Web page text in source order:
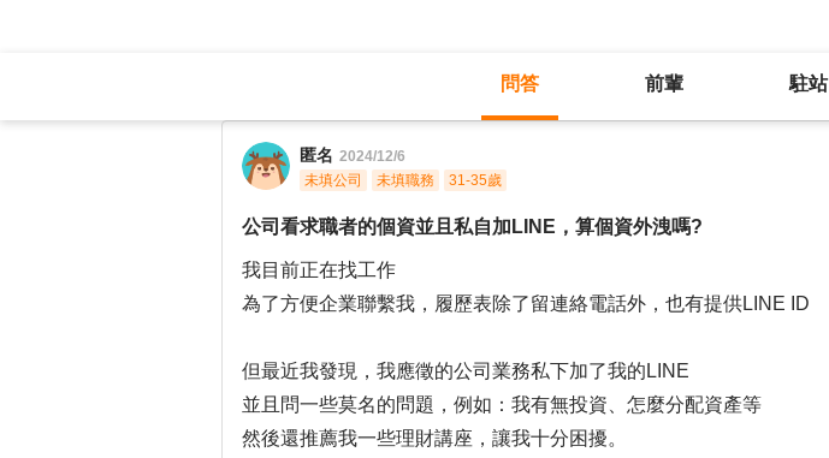
問答 前輩 駐站
匿名 2024/12/6
未填公司
未填職務 31-35歲
公司看求職者的個資並且私自加LINE，算個資外洩嗎?
我目前正在找工作
為了方便企業聯繫我，履歷表除了留連絡電話外，也有提供LINE ID
但最近我發現，我應徵的公司業務私下加了我的LINE
並且問一些莫名的問題，例如：我有無投資、怎麼分配資產等
然後還推薦我一些理財講座，讓我十分困擾。